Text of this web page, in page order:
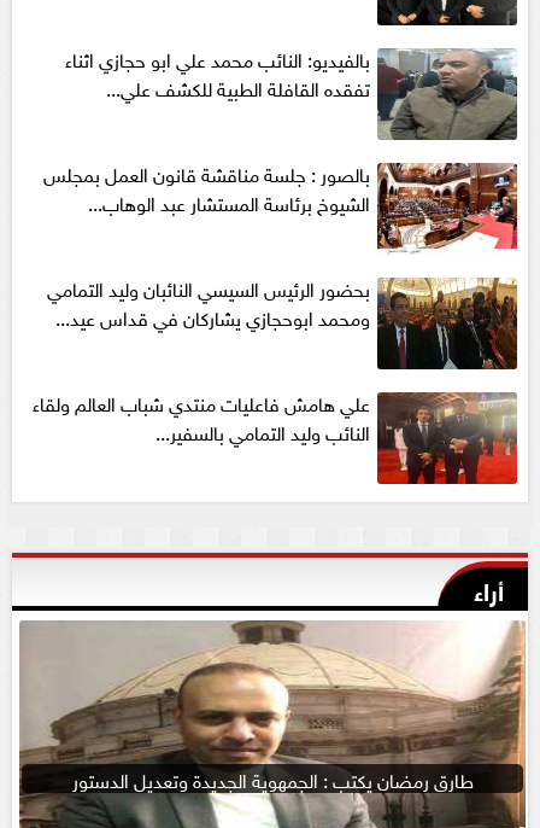
بالفيديو: النائب محمد علي ابو حجازي اثناء
تفقده القافلة الطبية للكشف علي...
بالصور : جلسة مناقشة قانون العمل بمجلس
الشيوخ برئاسة المستشار عبد الوهاب...
بحضور الرئيس السيسي النائبان وليد التمامي
ومحمد ابوحجازي يشاركان في قداس عيد...
علي هامش فاعليات منتدي شباب العالم ولقاء
النائب وليد التمامي بالسفير...
أراء
طارق رمضان يكتب : الجمهوية الجديدة وتعديل الدستور